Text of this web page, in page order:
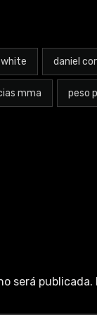
daniel
mma peso
será publicada.